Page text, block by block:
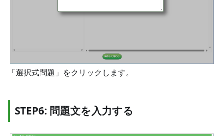
「選択式問題」をクリックします。
STEP6: 問題文を入力する